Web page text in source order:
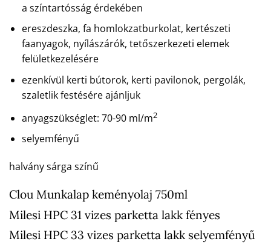
a színtartósság érdekében
ereszdeszka, fa homlokzatburkolat, kertészeti
faanyagok, nyílászárók, tetőszerkezeti elemek
felületkezelésére
ezenkívül kerti bútorok, kerti pavilonok, pergolák,
szaletlik festésére ajánljuk
anyagszükséglet: 70-90 ml/m2
selyemfényű
halvány sárga színű
Clou Munkalap keményolaj 750ml
Milesi HPC 31 vizes parketta lakk fényes
Milesi HPC 33 vizes parketta lakk selyemfényű